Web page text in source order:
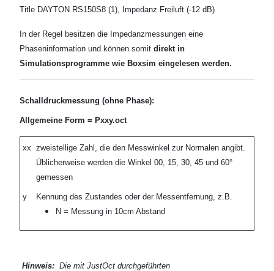
Title DAYTON RS150S8 (1), Impedanz Freiluft (-12 dB)
In der Regel besitzen die Impedanzmessungen eine
Phaseninformation und können somit direkt in
Simulationsprogramme wie Boxsim eingelesen werden.
Schalldruckmessung (ohne Phase):
Allgemeine Form = Pxxy.oct
xx zweistellige Zahl, die den Messwinkel zur Normalen angibt.
Üblicherweise werden die Winkel 00, 15, 30, 45 und 60°
gemessen
y
Kennung des Zustandes oder der Messentfernung, z.B.
N = Messung in 10cm Abstand
Hinweis: Die mit JustOct durchgeführten